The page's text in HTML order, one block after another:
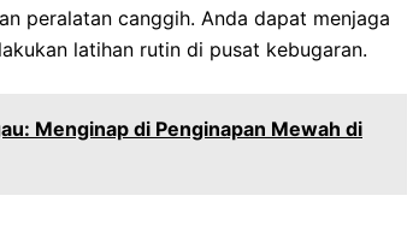
peralatan canggih. Anda dapat menjaga
latihan rutin di pusat kebugaran.
Menginap di Penginapan Mewah di